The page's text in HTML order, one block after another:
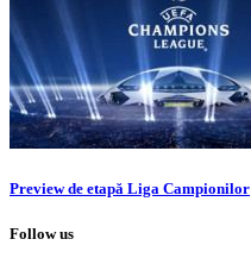
Preview de etapă Liga Campionilor
Follow us